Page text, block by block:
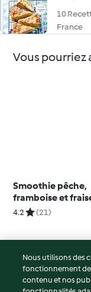
10
France
Vous pourriez
Smoothie pêche,
framboise et
4.2 (21)
© Copyright 2026
Nous utilisons des
fonctionnement
contenu et nos